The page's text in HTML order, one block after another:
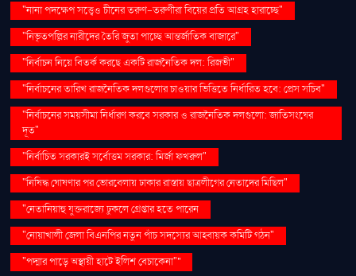
"নানা পদক্ষেপ সত্ত্বেও চীনের তরুণ-তরুণীরা বিয়ের প্রতি আগ্রহ হারাচ্ছে"
"নিভৃতপল্লির নারীদের তৈরি জুতা পাচ্ছে আন্তর্জাতিক বাজারে"
"নির্বাচন নিয়ে বিতর্ক করছে একটি রাজনৈতিক দল: রিজভী"
"নির্বাচনের তারিখ রাজনৈতিক দলগুলোর চাওয়ার ভিত্তিতে নির্ধারিত হবে: প্রেস সচিব"
"নির্বাচনের সময়সীমা নির্ধারণ করবে সরকার ও রাজনৈতিক দলগুলো: জাতিসংঘের
দূত"
"নির্বাচিত সরকারই সর্বোত্তম সরকার: মির্জা ফখরুল"
"নিষিদ্ধ ঘোষণার পর ভোরবেলায় ঢাকার রাস্তায় ছাত্রলীগের নেতাদের মিছিল"
"নেতানিয়াহু যুক্তরাজ্যে ঢুকলে গ্রেপ্তার হতে পারেন
"নোয়াখালী জেলা বিএনপির নতুন পাঁচ সদস্যের আহ্বায়ক কমিটি গঠন"
"পদ্মার পাড়ে অস্থায়ী হাটে ইলিশ বেচাকেনা"''